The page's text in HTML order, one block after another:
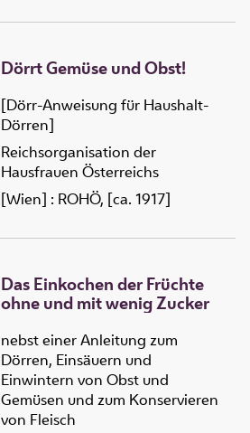
Dörrt Gemüse und Obst!
[Dörr-Anweisung für Haushalt-
Dörren]
Reichsorganisation der
Hausfrauen Österreichs
[Wien] : ROHÖ, [ca. 1917]
Das Einkochen der Früchte
ohne und mit wenig Zucker
nebst einer Anleitung zum
Dörren, Einsäuern und
Einwintern von Obst und
Gemüsen und zum Konservieren
von Fleisch